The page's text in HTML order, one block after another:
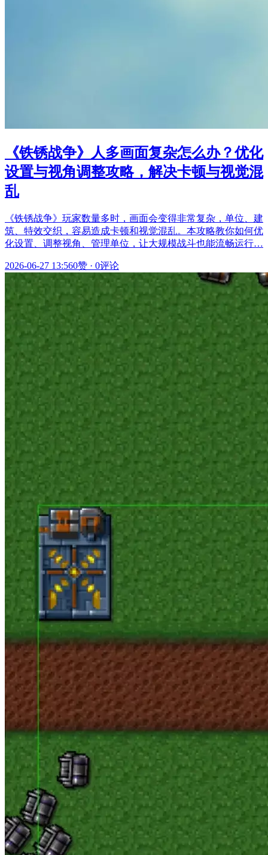
《铁锈战争》人多画面复杂怎么办？优化
设置与视角调整攻略，解决卡顿与视觉混
乱
《铁锈战争》玩家数量多时，画面会变得非常复杂，单位、建
筑、特效交织，容易造成卡顿和视觉混乱。本攻略教你如何优
化设置、调整视角、管理单位，让大规模战斗也能流畅运行…
2026-06-27 13:560赞 · 0评论